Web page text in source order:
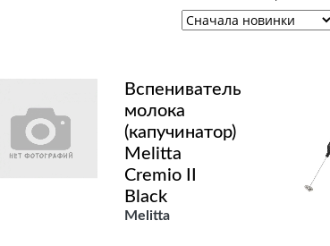
Вспениватель
молока
(капучинатор)
Melitta
Cremio II
Black
Melitta